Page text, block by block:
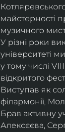
майстерності
музичного
У різні роки
університеті
у тому числі
відкритого
Виступав як
філармонії,
Брав активну
Алексєєва,